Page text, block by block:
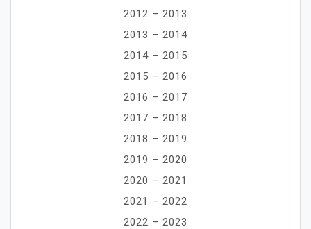
2012 – 2013
2013 – 2014
2014 – 2015
2015 – 2016
2016 – 2017
2017 – 2018
2018 – 2019
2019 – 2020
2020 – 2021
2021 – 2022
2022 – 2023